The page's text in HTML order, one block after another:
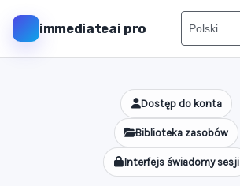
immediateai pro
Dostęp do konta
Biblioteka zasobów
Interfejs świadomy sesji